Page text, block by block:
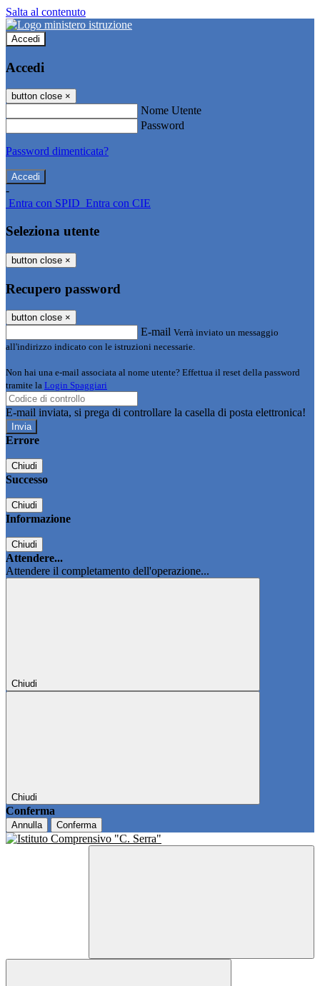
Salta al contenuto
Accedi
Accedi
button close ×
Nome Utente
Password
Password dimenticata?
-
Entra con SPID Entra con CIE
Seleziona utente
button close ×
Recupero password
button close ×
E-mail Verrà inviato un messaggio
all'indirizzo indicato con le istruzioni necessarie.
Non hai una e-mail associata al nome utente? Effettua il reset della password
tramite la Login Spaggiari
E-mail inviata, si prega di controllare la casella di posta elettronica!
Errore
Chiudi
Successo
Chiudi
Informazione
Chiudi
Attendere...
Attendere il completamento dell'operazione...
Chiudi
Chiudi
Conferma
Annulla Conferma